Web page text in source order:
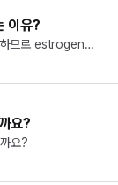
이유?
므로 estrogen을
이지 않나요? 고
요?
요?